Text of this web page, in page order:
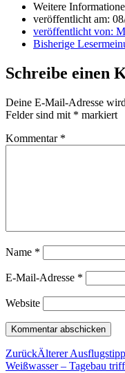
Weitere
veröffentlicht am:
veröffentlicht von:
Bisherige
Schreibe einen
Deine E-Mail-Adresse
Felder sind mit * markiert
Kommentar *
Name *
E-Mail-Adresse *
Website
ZurückÄlterer Ausflugstipp
Weißwasser – Tagebau